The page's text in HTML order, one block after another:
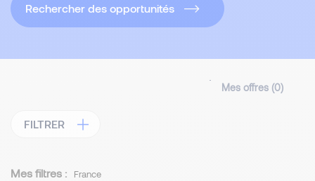
Rechercher des opportunités
Mes offres (0)
FILTRER
Mes filtres : France